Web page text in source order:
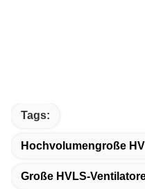
Tags:
Hochvolumengroße
Große HVLS-